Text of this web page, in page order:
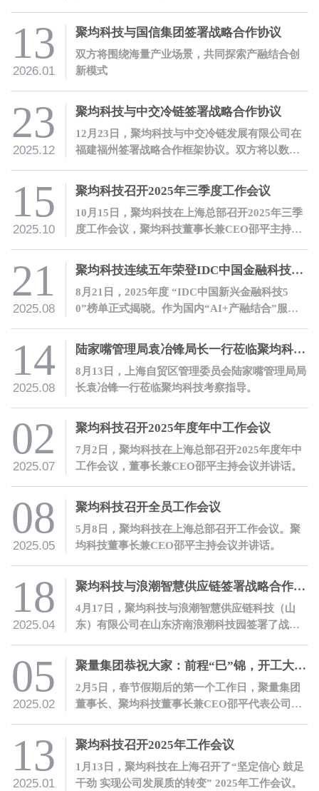
13
2026.01
聚均科技与国信集团签署战略合作协议
双方将围绕海量产业场景，共同探索产融结合创
新模式
23
2025.12
聚均科技与中交冷链签署战略合作协议
12月23日，聚均科技与中交冷链发展有限公司在
福建福州签署战略合作框架协议。双方将以数智
15
2025.10
聚均科技召开2025年三季度工作会议
10月15日，聚均科技在上海总部召开2025年三季
度工作会议，聚均科技董事长兼CEO邵平主持会
21
2025.08
聚均科技连续五年荣登IDC中国金融科技50榜单
8月21日，2025年度 “IDC中国新兴金融科技5
0”榜单正式揭晓。作为国内“AI+产融结合”服务
14
2025.08
陆家嘴管理局袁冶锋局长一行莅临聚均科技考察指导
8月13日，上海自贸区管理委员会陆家嘴管理局局
长袁冶锋一行莅临聚均科技考察指导。
02
2025.07
聚均科技召开2025年度年中工作会议
7月2日，聚均科技在上海总部召开2025年度年中
工作会议，董事长兼CEO邵平主持会议并讲话。
08
2025.05
聚均科技召开全员工作会议
5月8日，聚均科技在上海总部召开工作会议。聚
均科技董事长兼CEO邵平主持会议并讲话。
18
2025.04
聚均科技与浪潮智慧供应链签署战略合作协议
4月17日，聚均科技与浪潮智慧供应链科技（山
东）有限公司在山东济南浪潮科技园签署了战略
产融结合。
05
2025.02
聚量集团恭祝大家：前程“巳”锦，开工大吉！
2月5日，春节假期后的第一个工作日，聚量集团
董事长、聚均科技董事长兼CEO邵平代表公司开
13
2025.01
聚均科技召开2025年工作会议
1月13日，聚均科技在上海召开了“坚定信心 鼓足
干劲 实现公司发展质的转变” 2025年工作会议。